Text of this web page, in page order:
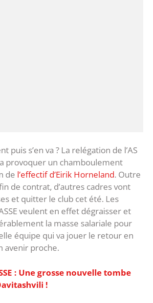
puis s’en va ? La relégation de l’AS
provoquer un chamboulement
de l’effectif d’Eirik Horneland. Outre
de contrat, d’autres cadres vont
et quitter le club cet été. Les
veulent en effet dégraisser et
la masse salariale pour
équipe qui va jouer le retour en
avenir proche.
: Une grosse nouvelle tombe
!